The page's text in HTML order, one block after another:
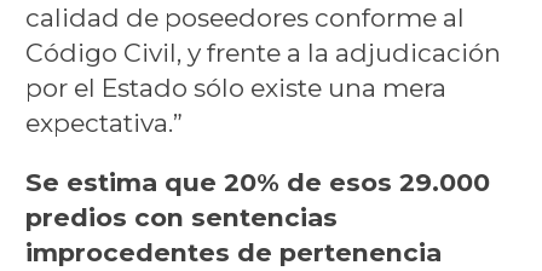
calidad de poseedores conforme al
Código Civil, y frente a la adjudicación
por el Estado sólo existe una mera
expectativa.”
Se estima que 20% de esos 29.000
predios con sentencias
improcedentes de pertenencia